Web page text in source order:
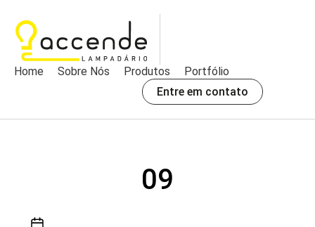
Home Sobre Nós Produtos
Portfólio
Entre em contato
09